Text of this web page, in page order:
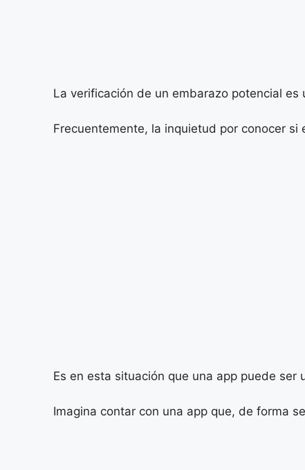
La verificación de un embarazo potencial
Frecuentemente, la inquietud por conocer
Es en esta situación que una app puede
Imagina contar con una app que, de forma